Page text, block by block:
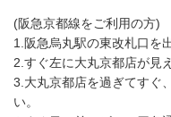
(阪急京都線をご利用の方)
1.阪急烏丸駅の東改札口を
2.すぐ左に大丸京都店が見
3.大丸京都店を過ぎてすぐ
い。